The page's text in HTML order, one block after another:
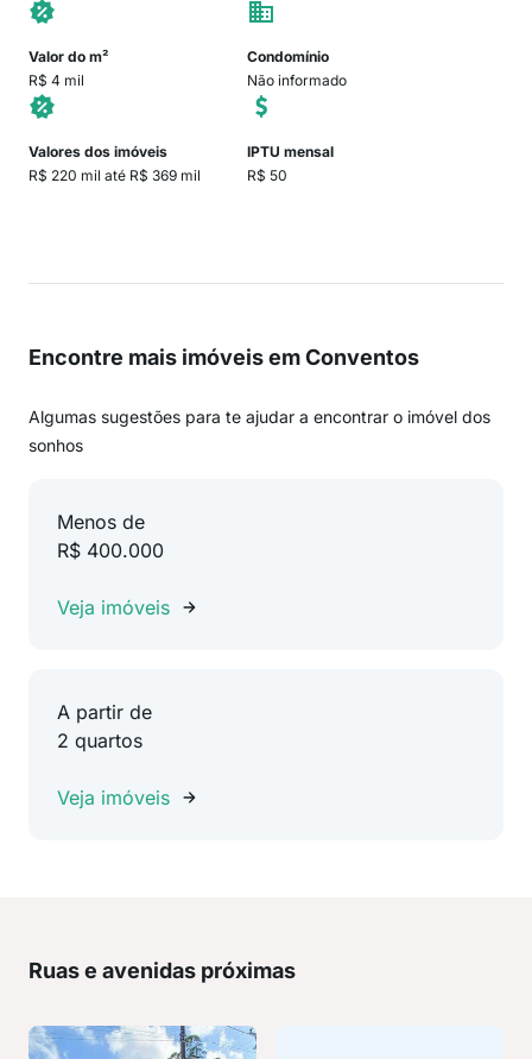
Valor do m²
R$ 4 mil
Condomínio
Não informado
Valores dos imóveis
R$ 220 mil até R$ 369 mil
IPTU mensal
R$ 50
Encontre mais imóveis em Conventos
Algumas sugestões para te ajudar a encontrar o imóvel dos
sonhos
Menos de
R$ 400.000
Veja imóveis
A partir de
2 quartos
Veja imóveis
Ruas e avenidas próximas